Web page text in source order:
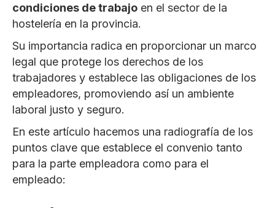
condiciones de trabajo en el sector de la
hostelería en la provincia.
Su importancia radica en proporcionar un marco
legal que protege los derechos de los
trabajadores y establece las obligaciones de los
empleadores, promoviendo así un ambiente
laboral justo y seguro.
En este artículo hacemos una radiografía de los
puntos clave que establece el convenio tanto
para la parte empleadora como para el
empleado: